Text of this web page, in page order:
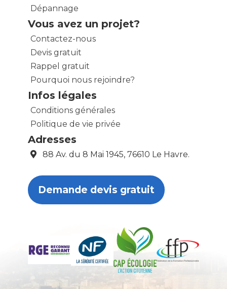
Dépannage
Vous avez un projet?
Contactez-nous
Devis gratuit
Rappel gratuit
Pourquoi nous rejoindre?
Infos légales
Conditions générales
Politique de vie privée
Adresses
88 Av. du 8 Mai 1945, 76610 Le Havre.
Demande devis gratuit